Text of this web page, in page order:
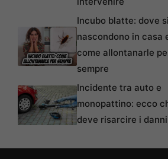
Incubo blatte: dove si
nascondono in casa
come allontanarle
sempre
Incidente tra auto e
monopattino: ecco
deve risarcire i danni